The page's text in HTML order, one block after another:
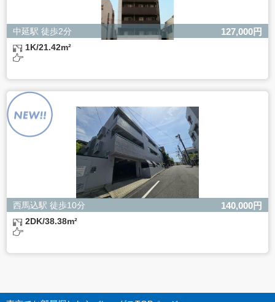
中延駅 徒歩2分 127,000円
1K/21.42m²
西馬込駅 徒歩10分 140,000円
2DK/38.38m²